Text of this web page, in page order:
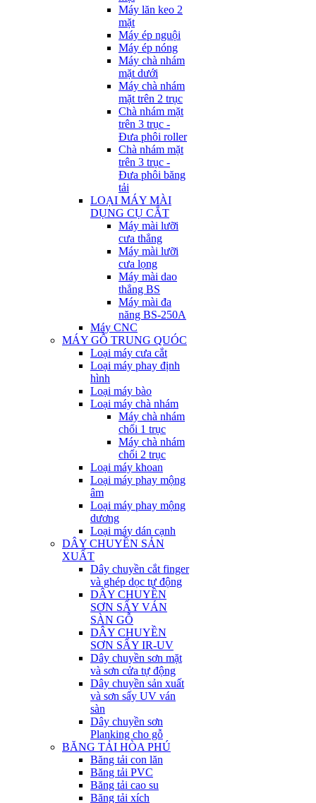
Máy lăn keo 2
mặt
Máy ép nguội
Máy ép nóng
Máy chà nhám
mặt dưới
Máy chà nhám
mặt trên 2 trục
Chà nhám mặt
trên 3 trục -
Đưa phôi roller
Chà nhám mặt
trên 3 trục -
Đưa phôi băng
tải
LOẠI MÁY MÀI
DỤNG CỤ CẮT
Máy mài lưỡi
cưa thẳng
Máy mài lưỡi
cưa lọng
Máy mài dao
thẳng BS
Máy mài đa
năng BS-250A
Máy CNC
MÁY GỖ TRUNG QUÓC
Loại máy cưa cắt
Loại máy phay định
hình
Loại máy bào
Loại máy chà nhám
Máy chà nhám
chổi 1 trục
Máy chà nhám
chổi 2 trục
Loại máy khoan
Loại máy phay mộng
âm
Loại máy phay mộng
dương
Loại máy dán cạnh
DÂY CHUYỀN SẢN
XUẤT
Dây chuyền cắt finger
và ghép dọc tự động
DÂY CHUYỀN
SƠN SẤY VÁN
SÀN GỖ
DÂY CHUYỀN
SƠN SẤY IR-UV
Dây chuyền sơn mặt
và sơn cửa tự động
Dây chuyền sản xuất
và sơn sấy UV ván
sàn
Dây chuyền sơn
Planking cho gỗ
BĂNG TẢI HÒA PHÚ
Băng tải con lăn
Băng tải PVC
Băng tải cao su
Băng tải xích